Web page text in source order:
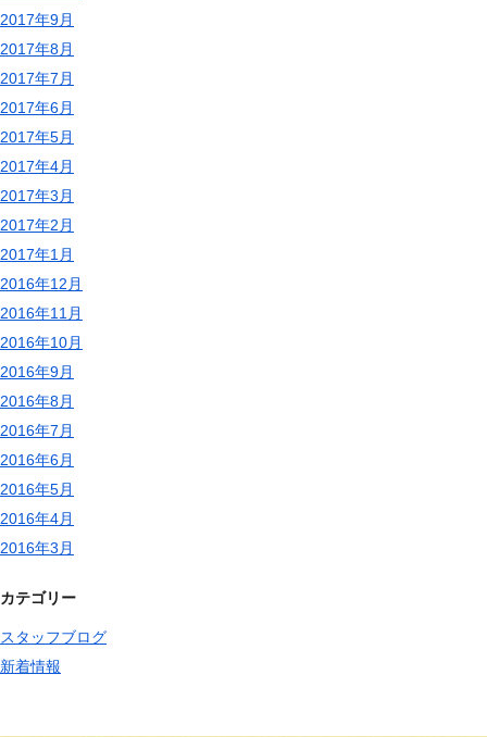
2017年9月
2017年8月
2017年7月
2017年6月
2017年5月
2017年4月
2017年3月
2017年2月
2017年1月
2016年12月
2016年11月
2016年10月
2016年9月
2016年8月
2016年7月
2016年6月
2016年5月
2016年4月
2016年3月
カテゴリー
スタッフブログ
新着情報